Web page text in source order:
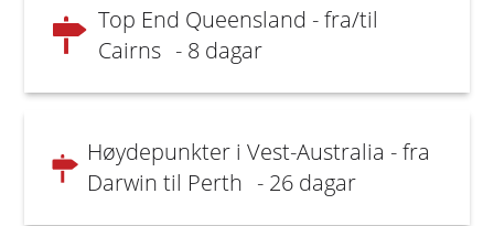
Top End Queensland - fra/til
Cairns - 8 dagar
Høydepunkter i Vest-Australia - fra
Darwin til Perth - 26 dagar